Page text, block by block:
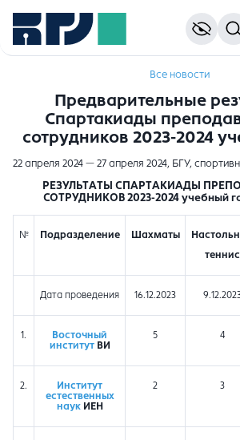
Все новости
Предварительные
Спартакиады
сотрудников 2023-2024
22 апреля 2024 — 27 апреля 2024, БГУ,
РЕЗУЛЬТАТЫ СПАРТАКИАДЫ
СОТРУДНИКОВ 2023-2024 учебный
№ Подразделение Шахматы
теннис
Дата проведения 16.12.2023
1.
Восточный
институтВИ
5 4
2.
Институт
естественных
наукИЕН
2 3